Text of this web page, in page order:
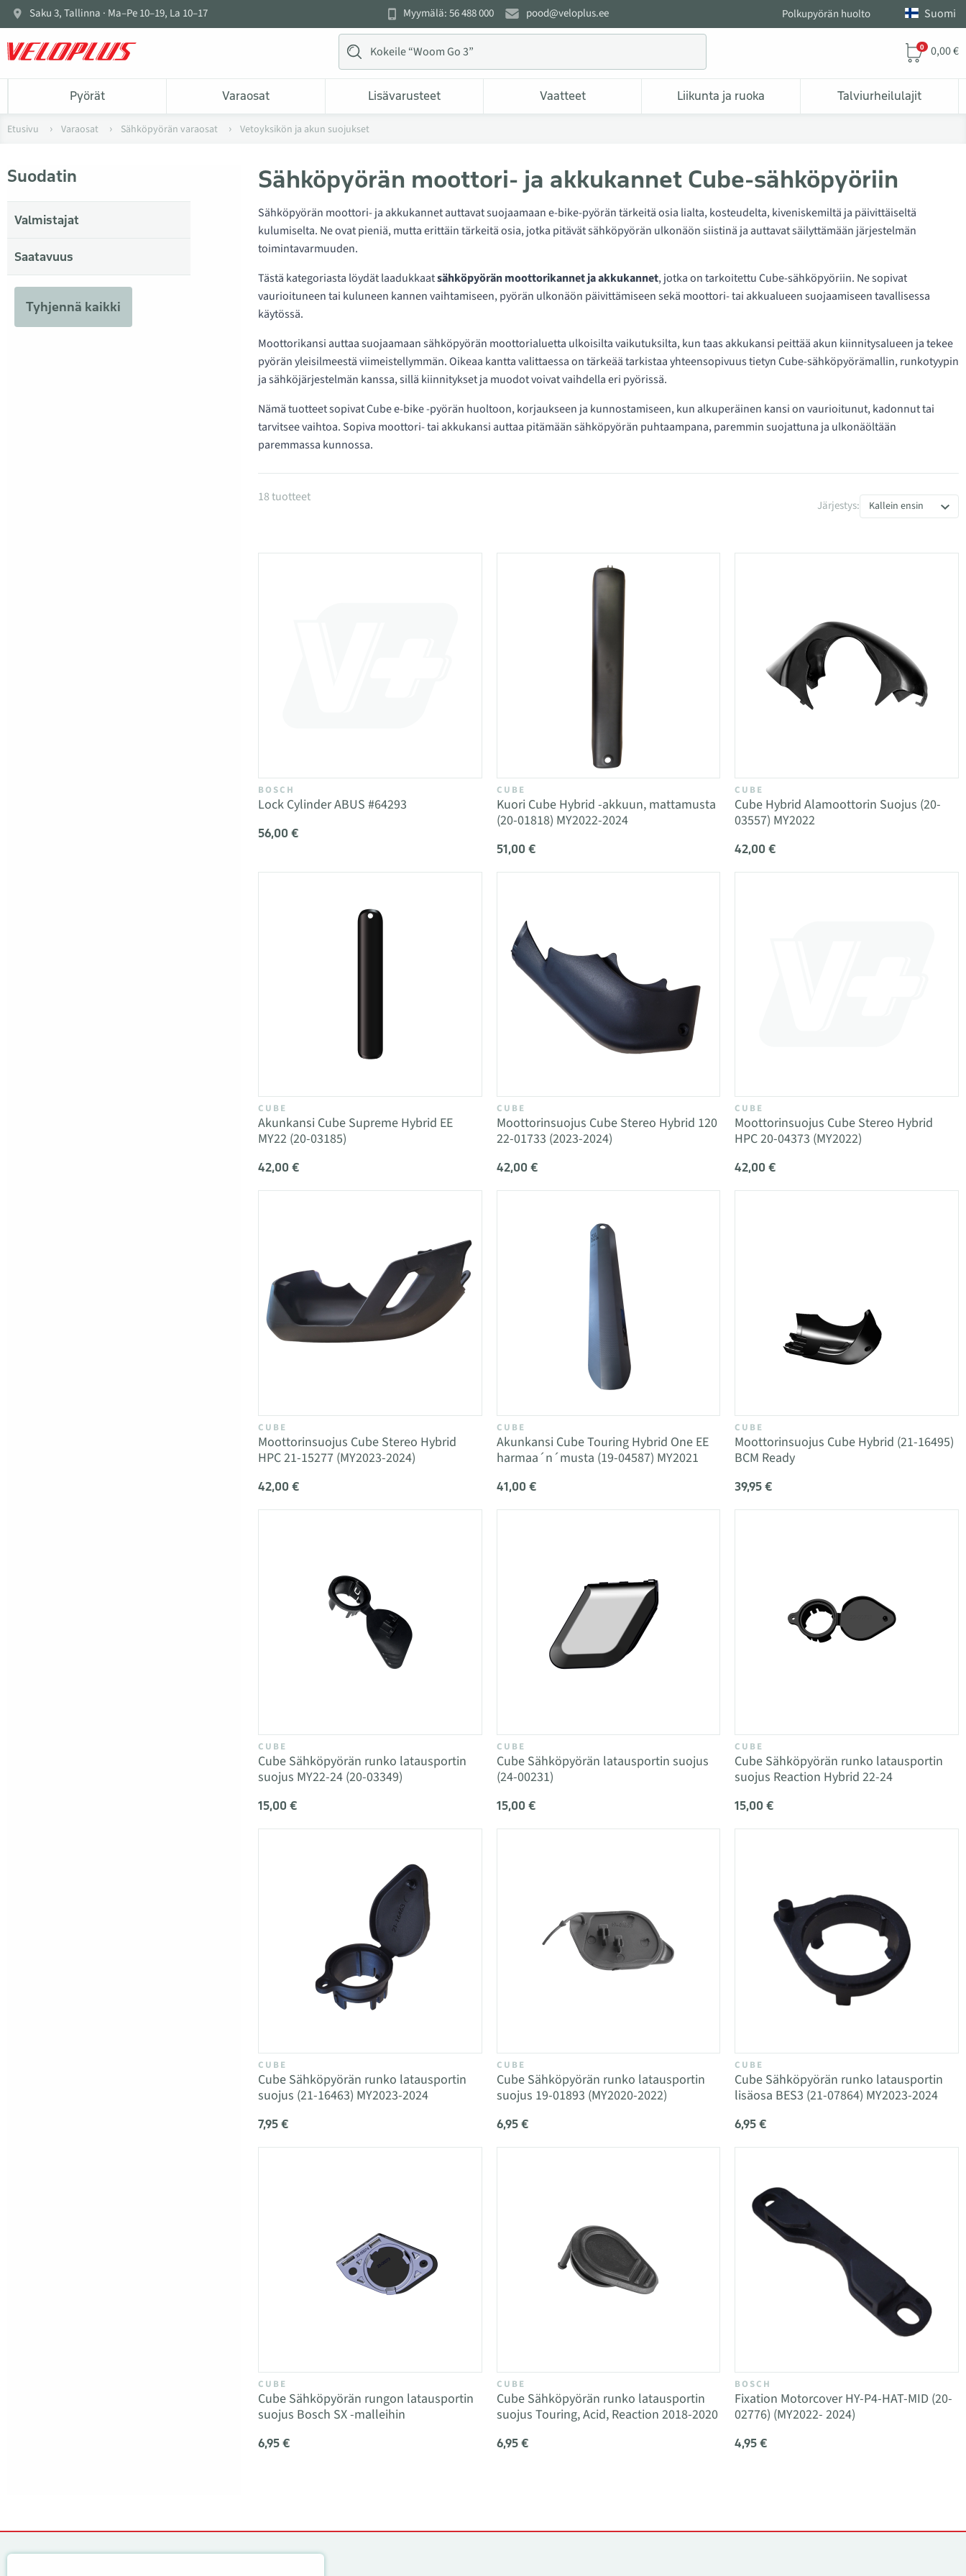
Saku 3, Tallinna · Ma–Pe 10–19, La 10–17 Myymälä: 56 488 000 pood@veloplus.ee Polkupyörän huolto Suomi
0 0,00 €
Pyörät Varaosat Lisävarusteet Vaatteet Liikunta ja ruoka Talviurheilulajit
Etusivu Varaosat Sähköpyörän varaosat Vetoyksikön ja akun suojukset
Sähköpyörän moottori- ja akkukannet Cube-sähköpyöriin
Sähköpyörän moottori- ja akkukannet auttavat suojaamaan e-bike-pyörän tärkeitä osia lialta, kosteudelta, kiveniskemiltä ja päivittäiseltä
kulumiselta. Ne ovat pieniä, mutta erittäin tärkeitä osia, jotka pitävät sähköpyörän ulkonäön siistinä ja auttavat säilyttämään järjestelmän
toimintavarmuuden.
Tästä kategoriasta löydät laadukkaatsähköpyörän moottorikannet ja akkukannet, jotka on tarkoitettu Cube-sähköpyöriin. Ne sopivat
vaurioituneen tai kuluneen kannen vaihtamiseen, pyörän ulkonäön päivittämiseen sekä moottori- tai akkualueen suojaamiseen tavallisessa
käytössä.
Moottorikansi auttaa suojaamaan sähköpyörän moottorialuetta ulkoisilta vaikutuksilta, kun taas akkukansi peittää akun kiinnitysalueen ja tekee
pyörän yleisilmeestä viimeistellymmän. Oikeaa kantta valittaessa on tärkeää tarkistaa yhteensopivuus tietyn Cube-sähköpyörämallin, runkotyypin
ja sähköjärjestelmän kanssa, sillä kiinnitykset ja muodot voivat vaihdella eri pyörissä.
Nämä tuotteet sopivat Cube e-bike -pyörän huoltoon, korjaukseen ja kunnostamiseen, kun alkuperäinen kansi on vaurioitunut, kadonnut tai
tarvitsee vaihtoa. Sopiva moottori- tai akkukansi auttaa pitämään sähköpyörän puhtaampana, paremmin suojattuna ja ulkonäöltään
paremmassa kunnossa.
Suodatin
Valmistajat
Saatavuus
Tyhjennä kaikki
Tuotteet kategoriassa Vetoyksikön ja akun suojukset
18 tuotteet
Järjestys: Kallein ensin
BOSCH
Lock Cylinder ABUS #64293
56,00 €
CUBE
Kuori Cube Hybrid -akkuun, mattamusta
(20-01818) MY2022-2024
51,00 €
CUBE
Cube Hybrid Alamoottorin Suojus (20-
03557) MY2022
42,00 €
CUBE
Akunkansi Cube Supreme Hybrid EE
MY22 (20-03185)
42,00 €
CUBE
Moottorinsuojus Cube Stereo Hybrid 120
22-01733 (2023-2024)
42,00 €
CUBE
Moottorinsuojus Cube Stereo Hybrid
HPC 20-04373 (MY2022)
42,00 €
CUBE
Moottorinsuojus Cube Stereo Hybrid
HPC 21-15277 (MY2023-2024)
42,00 €
CUBE
Akunkansi Cube Touring Hybrid One EE
harmaa´n´musta (19-04587) MY2021
41,00 €
CUBE
Moottorinsuojus Cube Hybrid (21-16495)
BCM Ready
39,95 €
CUBE
Cube Sähköpyörän runko latausportin
suojus MY22-24 (20-03349)
15,00 €
CUBE
Cube Sähköpyörän latausportin suojus
(24-00231)
15,00 €
CUBE
Cube Sähköpyörän runko latausportin
suojus Reaction Hybrid 22-24
15,00 €
CUBE
Cube Sähköpyörän runko latausportin
suojus (21-16463) MY2023-2024
7,95 €
CUBE
Cube Sähköpyörän runko latausportin
suojus 19-01893 (MY2020-2022)
6,95 €
CUBE
Cube Sähköpyörän runko latausportin
lisäosa BES3 (21-07864) MY2023-2024
6,95 €
CUBE
Cube Sähköpyörän rungon latausportin
suojus Bosch SX -malleihin
6,95 €
CUBE
Cube Sähköpyörän runko latausportin
suojus Touring, Acid, Reaction 2018-2020
6,95 €
BOSCH
Fixation Motorcover HY-P4-HAT-MID (20-
02776) (MY2022- 2024)
4,95 €